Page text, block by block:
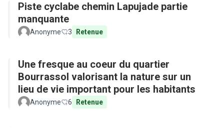
Piste cyclabe chemin Lapujade partie
manquante
Anonyme 3 Retenue
Une fresque au coeur du quartier
Bourrassol valorisant la nature sur un
lieu de vie important pour les habitants
Anonyme 6 Retenue